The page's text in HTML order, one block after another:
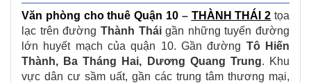
Văn phòng cho thuê Quận 10 – THÀNH THÁI 2 tọa
lạc trên đường Thành Tháigần những tuyến đường
lớn huyết mạch của quận 10. Gần đường Tô Hiến
Thành, Ba Tháng Hai, Dương Quang Trung. Khu
vực dân cư sầm uất, gần các trung tâm thương mại,